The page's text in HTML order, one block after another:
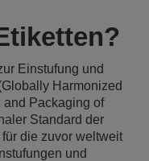
Einstufung und
Harmonized
Packaging of
Standard der
die zuvor weltweit
und